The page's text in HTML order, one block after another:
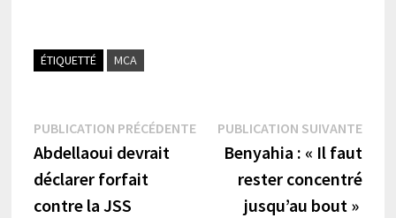
ÉTIQUETTÉ MCA
Navigation
de
l’article
PUBLICATION PRÉCÉDENTEPublication
précédente :
Abdellaoui devrait
déclarer forfait
contre la JSS
PUBLICATION SUIVANTE
Benyahia : « Il faut
rester concentré
jusqu’au bout »